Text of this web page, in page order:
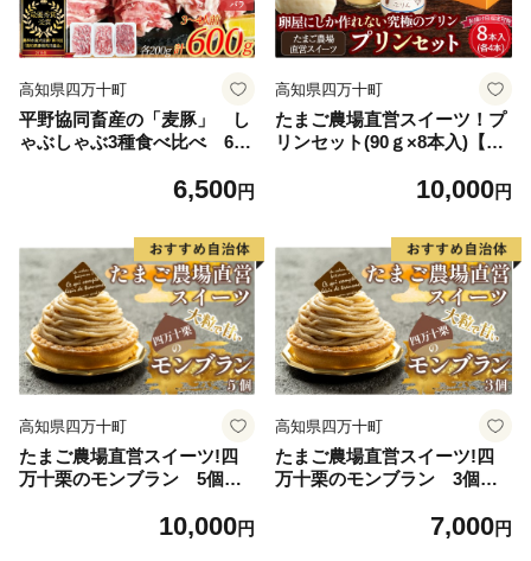
高知県四万十町
平野協同畜産の「麦豚」 し
ゃぶしゃぶ3種食べ比べ 600
ラ 200ｇ×3パック 3～4人
6,500円
高知県四万十町
たまご農場直営スイーツ！プ
リンセット(90ｇ×8本入)【お
10,000円
高知県四万十町
たまご農場直営スイーツ!四
万十栗のモンブラン 5個入
10,000円
高知県四万十町
たまご農場直営スイーツ!四
万十栗のモンブラン 3個入
7,000円